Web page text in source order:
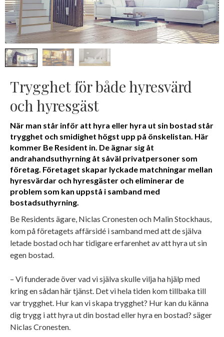
Trygghet för både hyresvärd
och hyresgäst
När man står inför att hyra eller hyra ut sin bostad står
trygghet och smidighet högst upp på önskelistan. Här
kommer Be Resident in. De ägnar sig åt
andrahandsuthyrning åt såväl privatpersoner som
företag. Företaget skapar lyckade matchningar mellan
hyresvärdar och hyresgäster och eliminerar de
problem som kan uppstå i samband med
bostadsuthyrning.
Be Residents ägare, Niclas Cronesten och Malin Stockhaus,
kom på företagets affärsidé i samband med att de själva
letade bostad och har tidigare erfarenhet av att hyra ut sin
egen bostad.
– Vi funderade över vad vi själva skulle vilja ha hjälp med
kring en sådan här tjänst. Det vi hela tiden kom tillbaka till
var trygghet. Hur kan vi skapa trygghet? Hur kan du känna
dig trygg i att hyra ut din bostad eller hyra en bostad? säger
Niclas Cronesten.